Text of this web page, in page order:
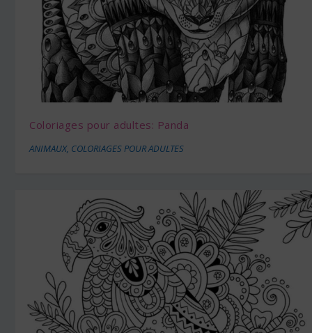
Coloriages pour adultes: Panda
ANIMAUX, COLORIAGES POUR ADULTES